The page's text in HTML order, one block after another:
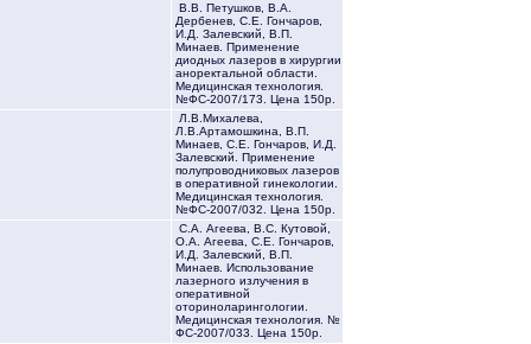
В.В. Петушков, В.А.
Дербенев, С.Е. Гончаров,
И.Д. Залевский, В.П.
Минаев. Применение
диодных лазеров в хирургии
аноректальной области.
Медицинская технология.
№ФС-2007/173. Цена 150р.
Л.В.Михалева,
Л.В.Артамошкина, В.П.
Минаев, С.Е. Гончаров, И.Д.
Залевский. Применение
полупроводниковых лазеров
в оперативной гинекологии.
Медицинская технология.
№ФС-2007/032. Цена 150р.
С.А. Агеева, В.С. Кутовой,
О.А. Агеева, С.Е. Гончаров,
И.Д. Залевский, В.П.
Минаев. Использование
лазерного излучения в
оперативной
оториноларингологии.
Медицинская технология. №
ФС-2007/033. Цена 150р.